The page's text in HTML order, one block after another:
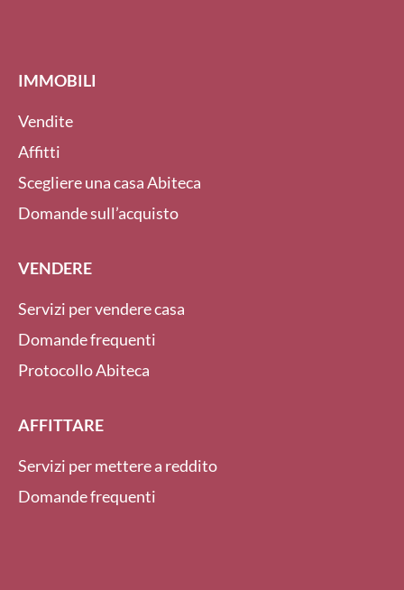
IMMOBILI
Vendite
Affitti
Scegliere una casa Abiteca
Domande sull’acquisto
VENDERE
Servizi per vendere casa
Domande frequenti
Protocollo Abiteca
AFFITTARE
Servizi per mettere a reddito
Domande frequenti